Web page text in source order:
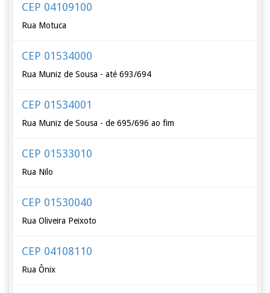
CEP 04109100
Rua Motuca
CEP 01534000
Rua Muniz de Sousa - até 693/694
CEP 01534001
Rua Muniz de Sousa - de 695/696 ao fim
CEP 01533010
Rua Nilo
CEP 01530040
Rua Oliveira Peixoto
CEP 04108110
Rua Ônix